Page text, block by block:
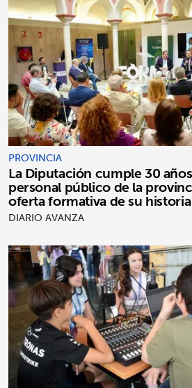
PROVINCIA
La Diputación cumple 30
personal público de la
oferta formativa de su historia
DIARIO AVANZA